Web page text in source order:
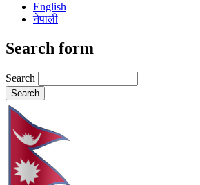
English
नेपाली
Search form
Search